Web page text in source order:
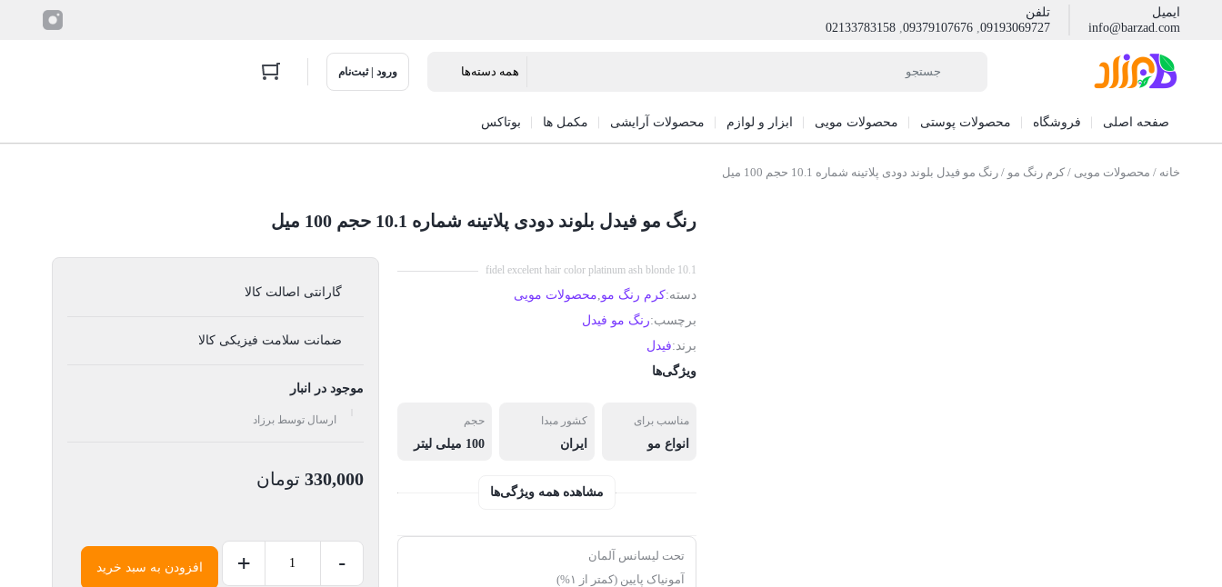
ایمیل
info@barzad.com
تلفن
09193069727
,
09379107676
,
02133783158
ورود | ثبت‌نام
صفحه اصلی فروشگاه محصولات پوستی محصولات مویی ابزار و لوازم محصولات آرایشی مکمل ها بوتاکس
خانه / محصولات مویی /کرم رنگ مو / رنگ مو فیدل بلوند دودی پلاتینه شماره 10.1 حجم 100 میل
رنگ مو فیدل بلوند دودی پلاتینه شماره 10.1 حجم 100 میل
fidel excelent hair color platinum ash blonde 10.1
دسته:کرم رنگ مو,محصولات مویی
برچسب:رنگ مو فیدل
برند:فیدل
ویژگی‌ها
مناسب برای
انواع مو
کشور مبدا
ایران
حجم
100 میلی لیتر
مشاهده همه ویژگی‌ها
تحت لیسانس آلمان
آمونیاک پایین (کمتر از ۱%)
گارانتی اصالت کالا
ضمانت سلامت فیزیکی کالا
موجود در انبار
ارسال توسط برزاد
330,000 تومان
-
+ افزودن به سبد خرید